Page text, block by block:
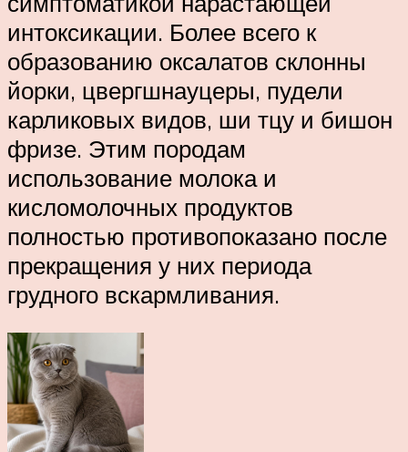
интоксикации. Более всего к
образованию оксалатов склонны
йорки, цвергшнауцеры, пудели
карликовых видов, ши тцу и бишон
фризе. Этим породам
использование молока и
кисломолочных продуктов
полностью противопоказано после
прекращения у них периода
грудного вскармливания.